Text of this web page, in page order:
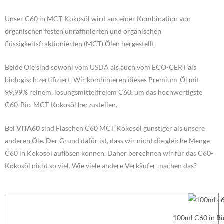
Unser C60 in MCT-Kokosöl wird aus einer Kombination von
organischen festen unraffinierten und organischen
flüssigkeitsfraktionierten (MCT) Ölen hergestellt.
Beide Öle sind sowohl vom USDA als auch vom ECO-CERT als
biologisch zertifiziert. Wir kombinieren dieses Premium-Öl mit
99,99% reinem, lösungsmittelfreiem C60, um das hochwertigste
C60-Bio-MCT-Kokosöl herzustellen.
Bei VITA60sind Flaschen C60 MCT Kokosöl günstiger als unsere
anderen Öle. Der Grund dafür ist, dass wir nicht die gleiche Menge
C60 in Kokosöl auflösen können. Daher berechnen wir für das C60-
Kokosöl nicht so viel. Wie viele andere Verkäufer machen das?
100ml C60 in